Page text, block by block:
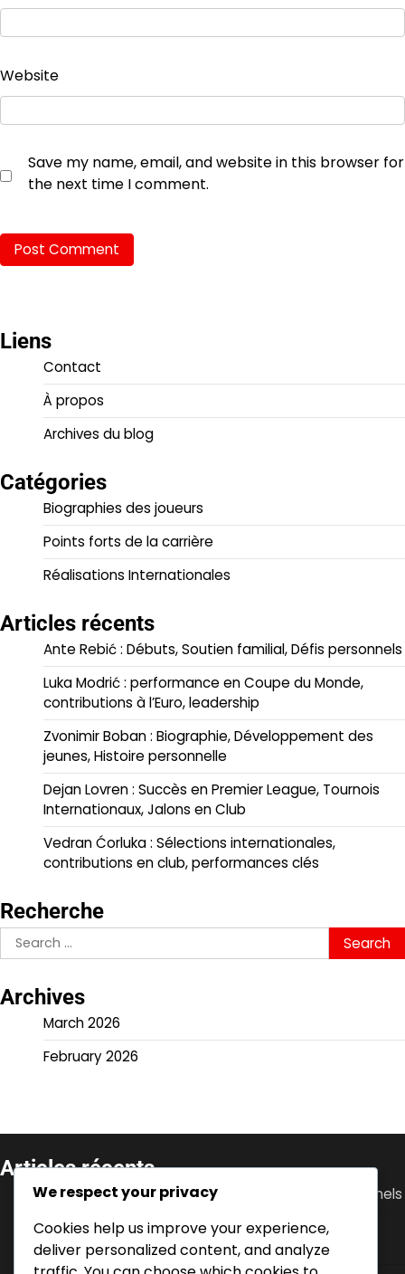
Website
Save my name, email, and website in this browser for
the next time I comment.
Liens
Contact
À propos
Archives du blog
Catégories
Biographies des joueurs
Points forts de la carrière
Réalisations Internationales
Articles récents
Ante Rebić : Débuts, Soutien familial, Défis personnels
Luka Modrić : performance en Coupe du Monde,
contributions à l’Euro, leadership
Zvonimir Boban : Biographie, Développement des
jeunes, Histoire personnelle
Dejan Lovren : Succès en Premier League, Tournois
Internationaux, Jalons en Club
Vedran Ćorluka : Sélections internationales,
contributions en club, performances clés
Recherche
Search
for:
Archives
March 2026
February 2026
Articles récents
Ante Rebić : Débuts, Soutien familial, Défis personnels
Luka Modrić : performance en Coupe du Monde,
contributions à l’Euro, leadership
We respect your privacy
Cookies help us improve your experience,
deliver personalized content, and analyze